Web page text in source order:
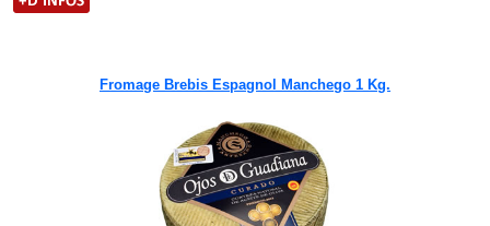
Fromage Brebis Espagnol Manchego 1 Kg.